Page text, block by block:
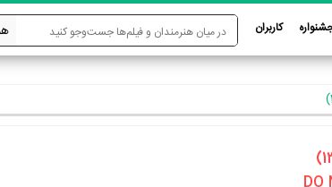
کاربران